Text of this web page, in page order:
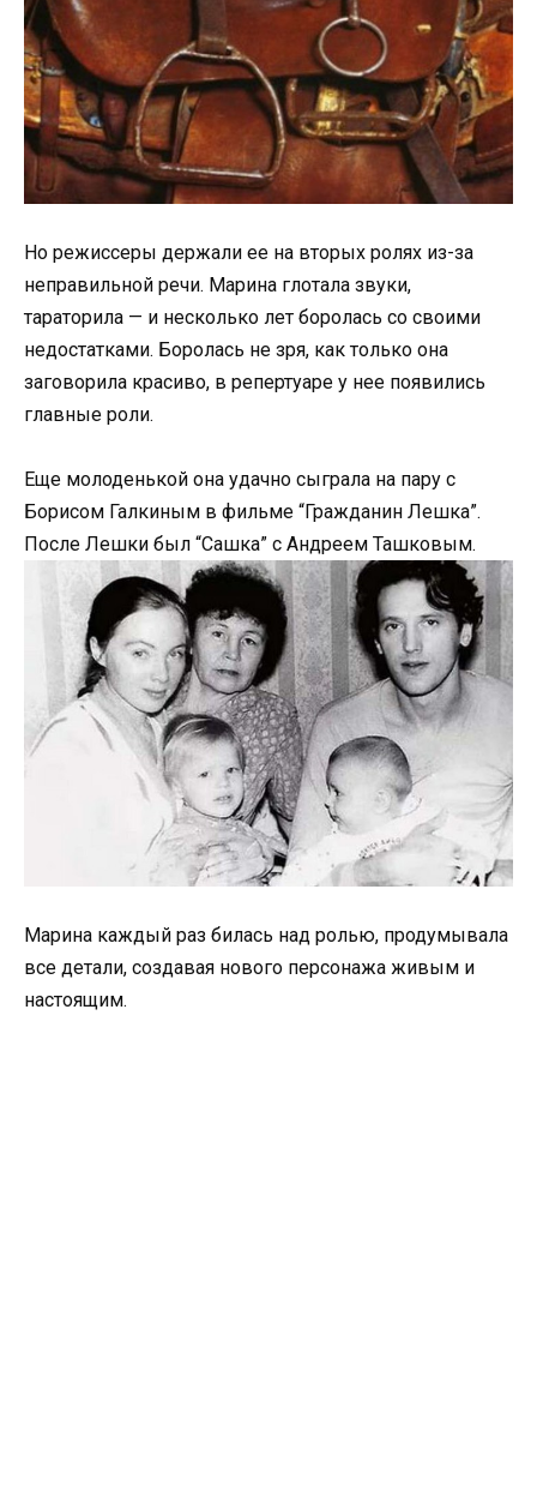
Но режиссеры держали ее на вторых ролях из-за
неправильной речи. Марина глотала звуки,
тараторила — и несколько лет боролась со своими
недостатками. Боролась не зря, как только она
заговорила красиво, в репертуаре у нее появились
главные роли.
Еще молоденькой она удачно сыграла на пару с
Борисом Галкиным в фильме “Гражданин Лешка”.
После Лешки был “Сашка” с Андреем Ташковым.
Марина каждый раз билась над ролью, продумывала
все детали, создавая нового персонажа живым и
настоящим.